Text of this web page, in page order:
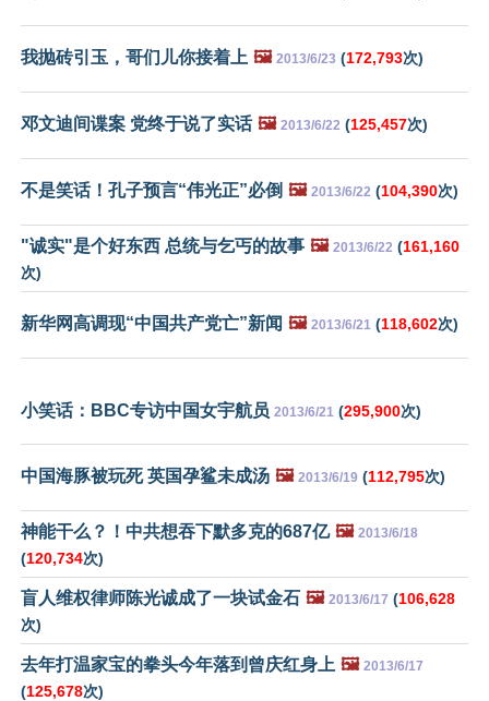
我抛砖引玉，哥们儿你接着上 🖼️ 2013/6/23 (172,793次)
邓文迪间谍案 党终于说了实话 🖼️ 2013/6/22 (125,457次)
不是笑话！孔子预言“伟光正”必倒 🖼️ 2013/6/22 (104,390次)
"诚实"是个好东西 总统与乞丐的故事 🖼️ 2013/6/22 (161,160
次)
新华网高调现“中国共产党亡”新闻 🖼️ 2013/6/21 (118,602次)
小笑话：BBC专访中国女宇航员 2013/6/21 (295,900次)
中国海豚被玩死 英国孕鲨未成汤 🖼️ 2013/6/19 (112,795次)
神能干么？！中共想吞下默多克的687亿 🖼️ 2013/6/18
(120,734次)
盲人维权律师陈光诚成了一块试金石 🖼️ 2013/6/17 (106,628
次)
去年打温家宝的拳头今年落到曾庆红身上 🖼️ 2013/6/17
(125,678次)